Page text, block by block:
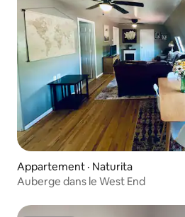
Appartement · Naturita
Auberge dans le West End